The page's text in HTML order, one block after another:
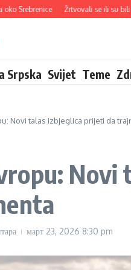
Žrtvovali se ili su bili
Srpska Svijet Teme
Novi talas izbjeglica prijeti da
март 23, 2026 8:30 pm